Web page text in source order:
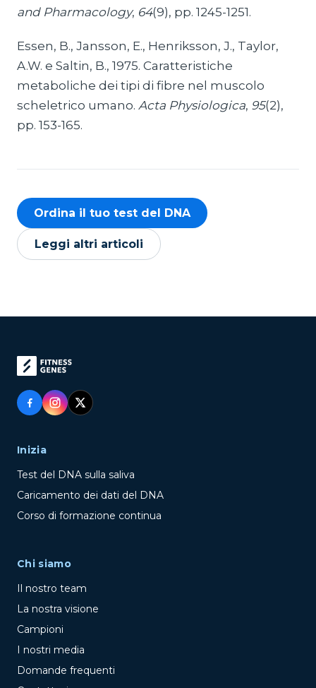
and Pharmacology, 64(9), pp. 1245-1251.
Essen, B., Jansson, E., Henriksson, J., Taylor,
A.W. e Saltin, B., 1975. Caratteristiche
metaboliche dei tipi di fibre nel muscolo
scheletrico umano. Acta Physiologica, 95(2),
pp. 153-165.
Ordina il tuo test del DNA
Leggi altri articoli
Inizia
Test del DNA sulla saliva
Caricamento dei dati del DNA
Corso di formazione continua
Chi siamo
Il nostro team
La nostra visione
Campioni
I nostri media
Domande frequenti